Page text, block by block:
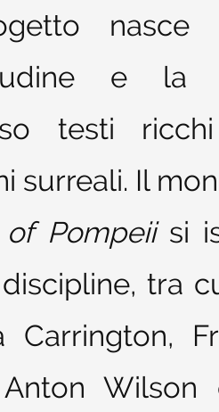
nasce
e la
testi
surreali. Il
Pompeiisi
tra
Carrington,